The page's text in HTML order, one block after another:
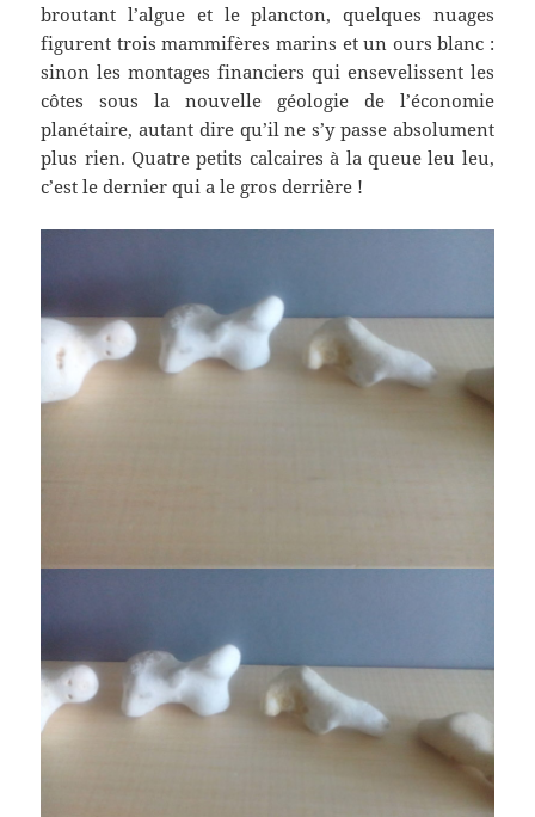
broutant l’algue et le plancton, quelques nuages
figurent trois mammifères marins et un ours blanc :
sinon les montages financiers qui ensevelissent les
côtes sous la nouvelle géologie de l’économie
planétaire, autant dire qu’il ne s’y passe absolument
plus rien. Quatre petits calcaires à la queue leu leu,
c’est le dernier qui a le gros derrière !